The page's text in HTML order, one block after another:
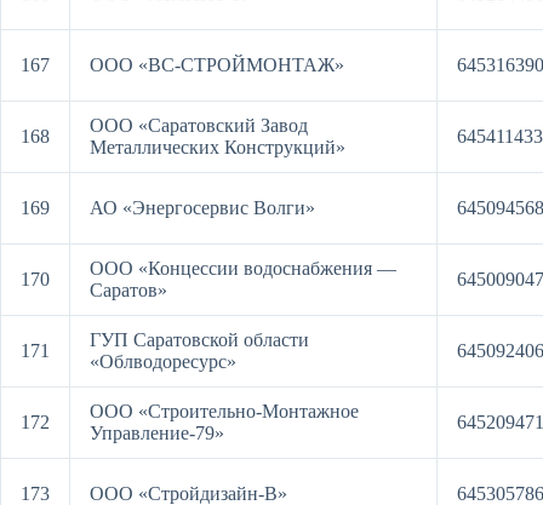
167 ООО «ВС-СТРОЙМОНТАЖ»
168
ООО «Саратовский Завод
Металлических Конструкций»
169 АО «Энергосервис Волги»
170
ООО «Концессии водоснабжения —
Саратов»
171
ГУП Саратовской области
«Облводоресурс»
172
ООО «Строительно-Монтажное
Управление-79»
173 ООО «Стройдизайн-В»